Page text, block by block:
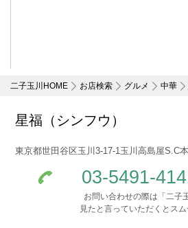
二子玉川HOME お店検索 グルメ 中華
星福（シンフウ）
東京都世田谷区玉川3-17-1玉川高島屋S.C
03-5491-
お問い合わせの際は「二子
見たと言っていただくとスム